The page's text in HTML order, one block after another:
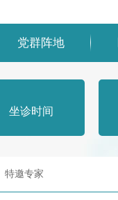
党群阵地
坐诊时间
特邀专家